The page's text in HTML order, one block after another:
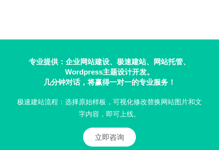
专业提供：企业网站建设、极速建站、网站托管、
Wordpress主题设计开发。
几分钟对话，将赢得一对一的专业服务！
极速建站流程：选择原始样板，可视化修改替换网站图片和文
字内容，即可上线。
立即咨询